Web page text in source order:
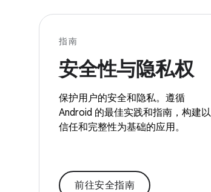
指南
安全性与隐私权
保护用户的安全和隐私。遵循
Android 的最佳实践和指南，构建以
信任和完整性为基础的应用。
前往安全指南